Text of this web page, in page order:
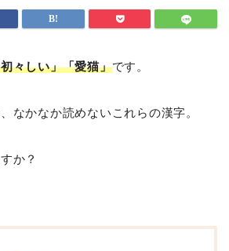
々しい」「愛猫」です。
なかなか読めないこれらの漢字。
か？